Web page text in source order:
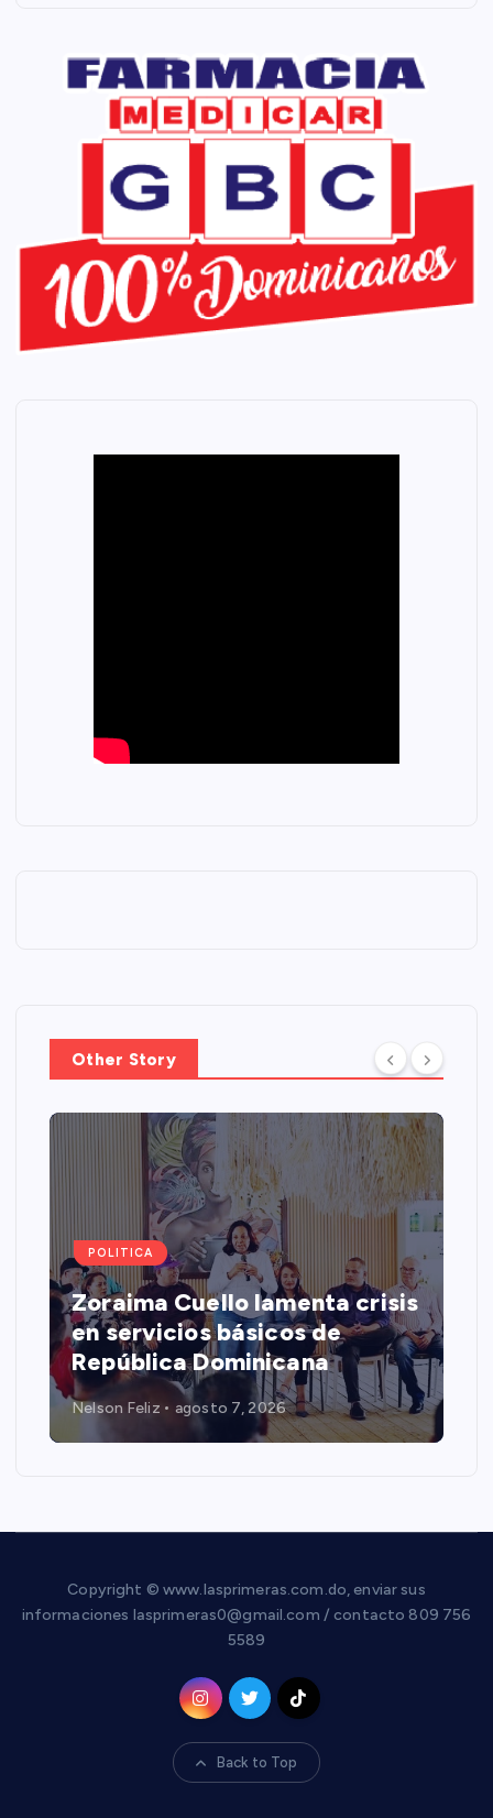
Other Story
POLITICA
Zoraima Cuello lamenta crisis
en servicios básicos de
República Dominicana
Nelson Feliz agosto 7, 2026
Copyright © www.lasprimeras.com.do, enviar sus
informaciones lasprimeras0@gmail.com / contacto 809 756
5589
Back to Top